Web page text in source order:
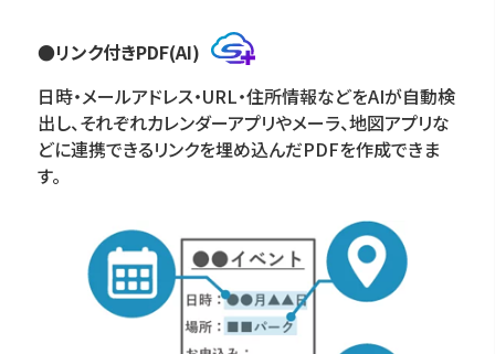
●リンク付きPDF(AI)
日時・メールアドレス・URL・住所情報などをAIが自動検
出し、それぞれカレンダーアプリやメーラ、地図アプリな
どに連携できるリンクを埋め込んだPDFを作成できま
す。